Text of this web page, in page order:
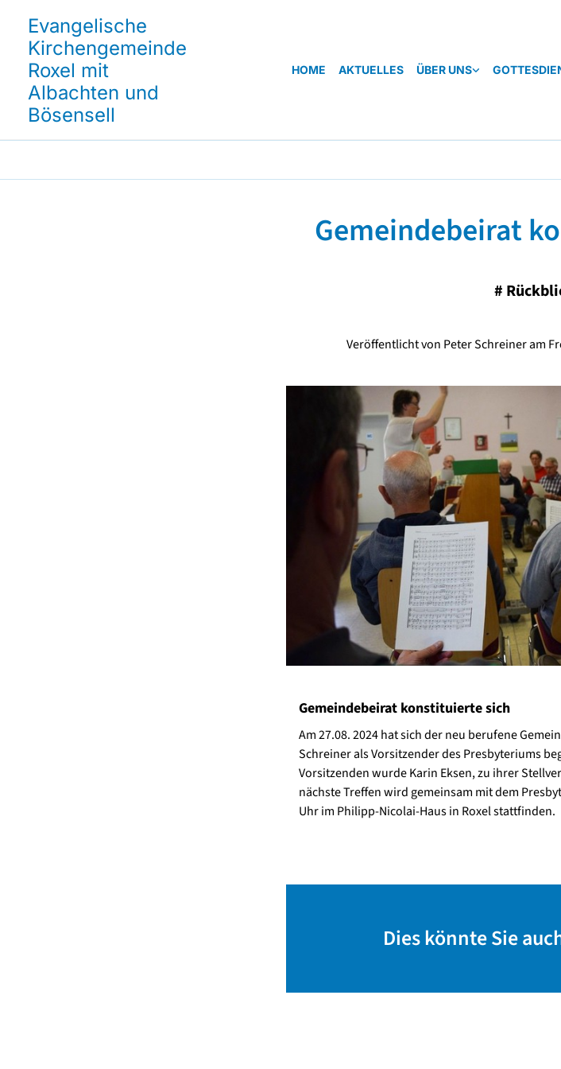
Evangelische
Kirchengemeinde
Roxel mit
Albachten und
Bösensell
HOME AKTUELLES ÜBER UNS
Gemeindebeirat
#
Veröffentlicht von Peter Schreiner am
Gemeindebeirat konstituierte sich
Am 27.08. 2024 hat sich der neu berufene
Schreiner als Vorsitzender des Presbyteriums
Vorsitzenden wurde Karin Eksen, zu ihrer
nächste Treffen wird gemeinsam mit dem
Uhr im Philipp-Nicolai-Haus in Roxel stattfinden.
Dies könnte Sie